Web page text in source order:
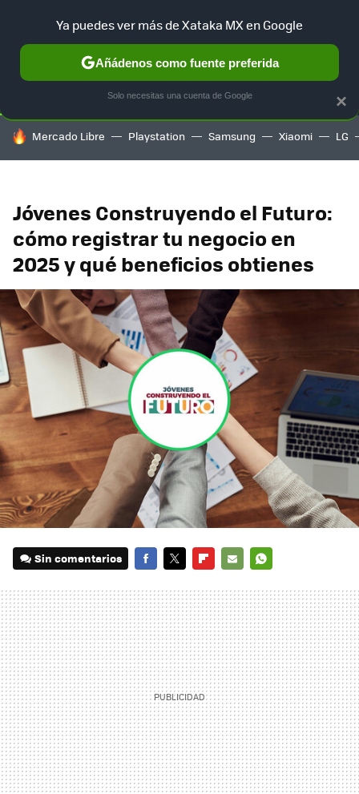
SELECCIÓN GAMING HOME AUTO TERRITORIO
HOY SE HABLA DE
Mercado Libre Playstation Samsung Xiaomi LG
Jóvenes Construyendo el Futuro:
cómo registrar tu negocio en
2025 y qué beneficios obtienes
Sin comentarios
MAIL
×
Ya puedes ver más de Xataka MX en Google
Añádenos como fuente preferida
Solo necesitas una cuenta de Google